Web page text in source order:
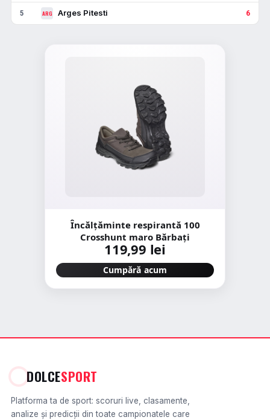
5 ARG Arges Pitesti 6
Încălțăminte respirantă 100
Crosshunt maro Bărbați
119,99 lei
Cumpără acum
DOLCESPORT
Platforma ta de sport: scoruri live, clasamente,
analize și predicții din toate campionatele care